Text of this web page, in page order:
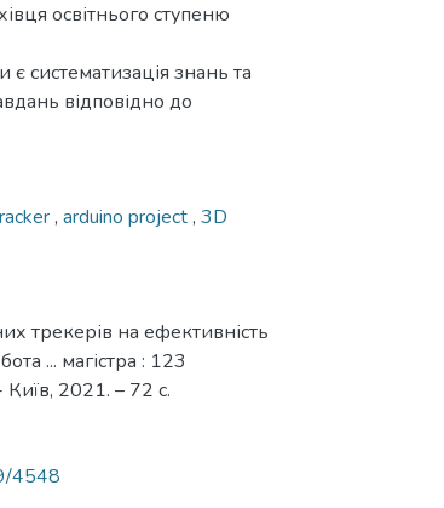
освітнього ступеню
систематизація знань та
відповідно до
, arduino project, 3D
трекерів на ефективність
... магістра : 123
2021. – 72 с.
4548